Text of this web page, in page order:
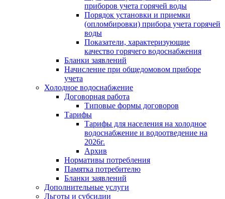
приборов учета горячей воды
Порядок установки и приемки
(опломбировки) прибора учета горячей
воды
Показатели, характеризующие
качество горячего водоснабжения
Бланки заявлений
Начисление при общедомовом приборе
учета
Холодное водоснабжение
Договорная работа
Типовые формы договоров
Тарифы
Тарифы для населения на холодное
водоснабжение и водоотведение на
2026г.
Архив
Нормативы потребления
Памятка потребителю
Бланки заявлений
Дополнительные услуги
Льготы и субсидии